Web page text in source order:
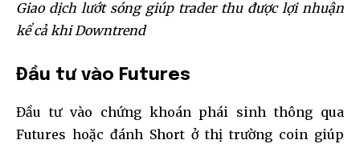
Giao dịch lướt sóng giúp trader thu được lợi nhuận
kể cả khi Downtrend
Đầu tư vào Futures
Đầu tư vào chứng khoán phái sinh thông qua
Futures hoặc đánh Short ở thị trường coin giúp